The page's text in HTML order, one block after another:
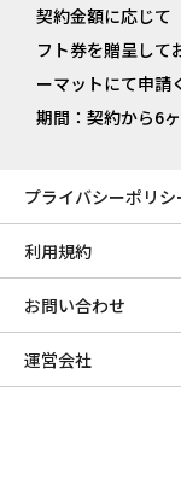
契約金額に応じて
フト券を贈呈して
ーマットにて申請
期間：契約から6
プライバシーポリシ
利用規約
お問い合わせ
運営会社